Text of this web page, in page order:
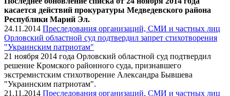
касается действий прокуратуры Медведевского района
Республики Марий Эл.
24.11.2014 Преследования организаций, СМИ и частных лиц
Орловский областной суд подтвердил запрет стихотворения
"Украинским патриотам"
21 ноября 2014 года Орловский областной суд подтвердил
решение Кромского районного суда, признавшего
экстремистским стихотворение Александра Бывшева
"Украинским патриотам".
21.11.2014 Преследования организаций, СМИ и частных лиц